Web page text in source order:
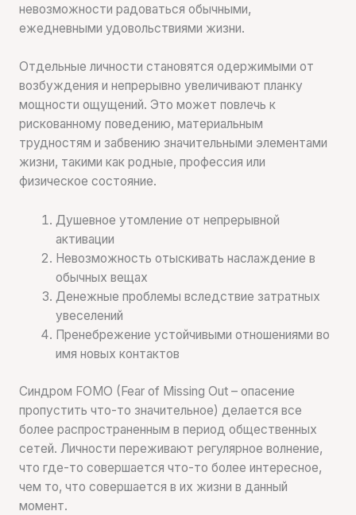
невозможности радоваться обычными,
ежедневными удовольствиями жизни.
Отдельные личности становятся одержимыми от
возбуждения и непрерывно увеличивают планку
мощности ощущений. Это может повлечь к
рискованному поведению, материальным
трудностям и забвению значительными элементами
жизни, такими как родные, профессия или
физическое состояние.
Душевное утомление от непрерывной
активации
Невозможность отыскивать наслаждение в
обычных вещах
Денежные проблемы вследствие затратных
увеселений
Пренебрежение устойчивыми отношениями во
имя новых контактов
Синдром FOMO (Fear of Missing Out – опасение
пропустить что-то значительное) делается все
более распространенным в период общественных
сетей. Личности переживают регулярное волнение,
что где-то совершается что-то более интересное,
чем то, что совершается в их жизни в данный
момент.